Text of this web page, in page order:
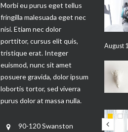
Morbi eu purus eget tellus
fringilla malesuada eget nec
nisi. Etiam nec dolor
porttitor, cursus elit quis,
tristique erat. Integer
euismod, nunc sit amet
posuere gravida, dolor ipsum
lobortis tortor, sed viverra
purus dolor at massa nulla.
90-120 Swanston
August